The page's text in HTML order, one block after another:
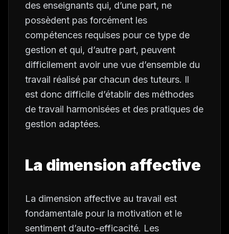
des enseignants qui, d’une part, ne
possèdent pas forcément les
compétences requises pour ce type de
gestion et qui, d’autre part, peuvent
difficilement avoir une vue d’ensemble du
travail réalisé par chacun des tuteurs. Il
est donc difficile d’établir des méthodes
de travail harmonisées et des pratiques de
gestion adaptées.
La dimension affective
La dimension affective au travail est
fondamentale pour la motivation et le
sentiment d’auto-efficacité. Les